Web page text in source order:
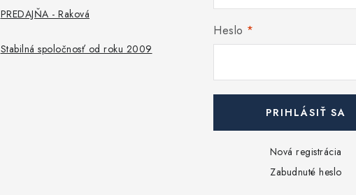
PREDAJŇA - Raková
Stabilná spoločnosť od roku 2009
Heslo
PRIHLÁSIŤ SA
Nová registrácia
Zabudnuté heslo